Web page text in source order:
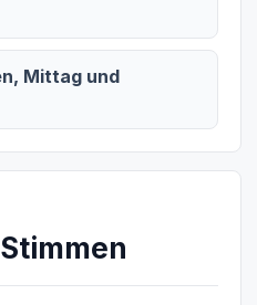
Mittag und